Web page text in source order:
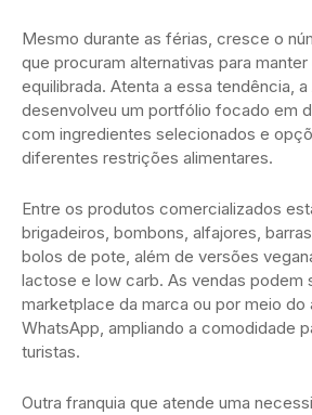
Mesmo durante as férias, cresce o
que procuram alternativas para
equilibrada. Atenta a essa tendência, a
desenvolveu um portfólio focado em
com ingredientes selecionados e
diferentes restrições alimentares.
Entre os produtos comercializados
brigadeiros, bombons, alfajores,
bolos de pote, além de versões
lactose e low carb. As vendas podem
marketplace da marca ou por meio do
WhatsApp, ampliando a comodidade
turistas.
Outra franquia que atende uma